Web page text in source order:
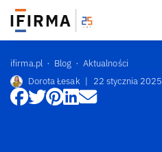
ifirma.pl Blog
Aktualności
Dorota Łesak | 22 stycznia 2025